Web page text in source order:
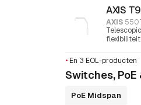
AXIS
AXIS
flexibiliteit
• En 3 EOL-producten
Switches,
PoE Midspan